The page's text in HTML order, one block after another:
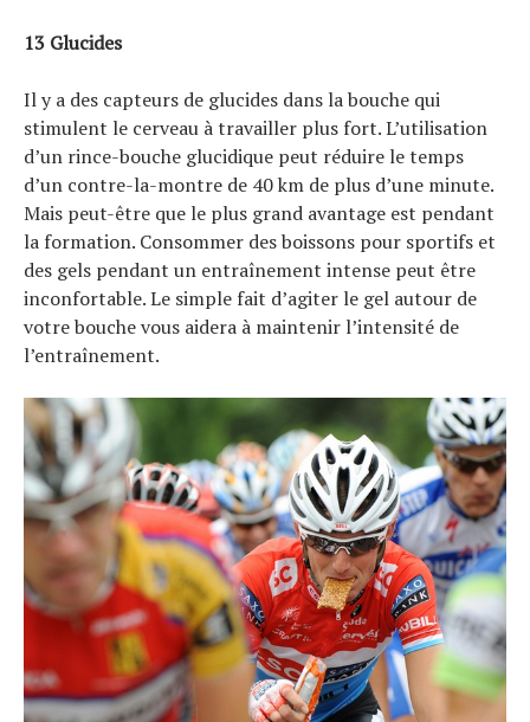
13 Glucides
Il y a des capteurs de glucides dans la bouche qui
stimulent le cerveau à travailler plus fort. L’utilisation
d’un rince-bouche glucidique peut réduire le temps
d’un contre-la-montre de 40 km de plus d’une minute.
Mais peut-être que le plus grand avantage est pendant
la formation. Consommer des boissons pour sportifs et
des gels pendant un entraînement intense peut être
inconfortable. Le simple fait d’agiter le gel autour de
votre bouche vous aidera à maintenir l’intensité de
l’entraînement.